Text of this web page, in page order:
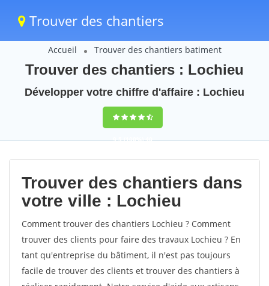
Trouver des chantiers
Accueil Trouver des chantiers batiment
Trouver des chantiers : Lochieu
Développer votre chiffre d'affaire : Lochieu
9,5(100%)40
votes
Trouver des chantiers dans
votre ville : Lochieu
Comment trouver des chantiers Lochieu ? Comment
trouver des clients pour faire des travaux Lochieu ? En
tant qu'entreprise du bâtiment, il n'est pas toujours
facile de trouver des clients et trouver des chantiers à